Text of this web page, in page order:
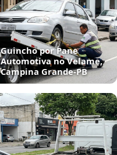
Guincho por Pane
Automotiva no Velame,
Campina Grande‑PB